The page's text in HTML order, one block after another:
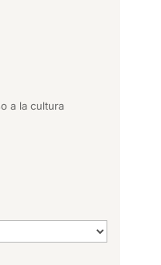
a la cultura